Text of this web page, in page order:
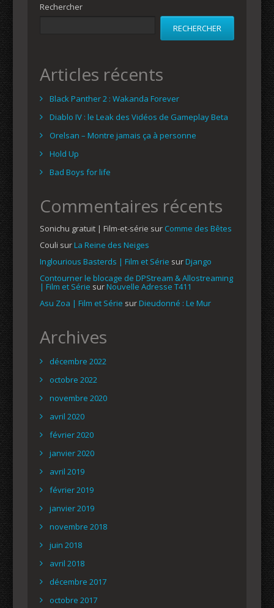
Rechercher
RECHERCHER
Articles récents
Black Panther 2 : Wakanda Forever
Diablo IV : le Leak des Vidéos de Gameplay Beta
Orelsan – Montre jamais ça à personne
Hold Up
Bad Boys for life
Commentaires récents
Sonichu gratuit | Film-et-série sur Comme des Bêtes
Couli surLa Reine des Neiges
Inglourious Basterds | Film et Série surDjango
Contourner le blocage de DPStream & Allostreaming
| Film et Série surNouvelle Adresse T411
Asu Zoa | Film et Série surDieudonné : Le Mur
Archives
décembre 2022
octobre 2022
novembre 2020
avril 2020
février 2020
janvier 2020
avril 2019
février 2019
janvier 2019
novembre 2018
juin 2018
avril 2018
décembre 2017
octobre 2017